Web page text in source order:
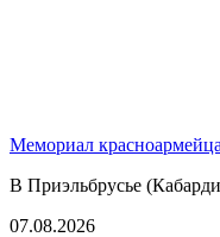
Мемориал
В Приэльбрусье
07.08.2026